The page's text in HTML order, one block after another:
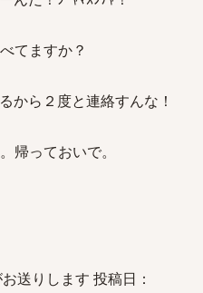
てますか？
から２度と連絡すんな！
帰っておいで。
送りします 投稿日：